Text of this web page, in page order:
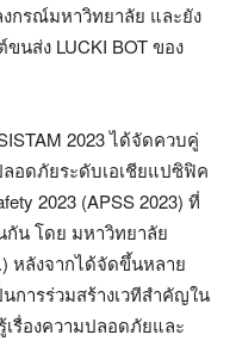
กรณ์มหาวิทยาลัย และยัง
นส่ง LUCKI BOT ของ
2023 ได้จัดควบคู่
อดภัยระดับเอเชียแปซิฟิค
2023 (APSS 2023) ที่
กัน โดย มหาวิทยาลัย
หลังจากได้จัดขึ้นหลาย
การร่วมสร้างเวทีสำคัญใน
รื่องความปลอดภัยและ